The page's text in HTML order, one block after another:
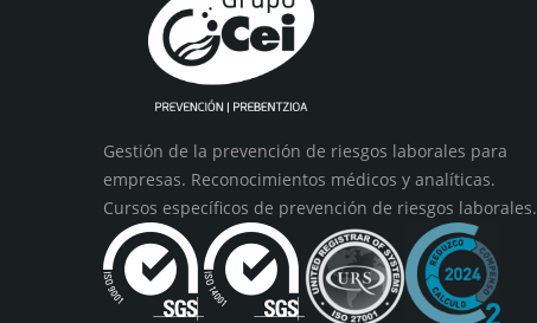
Gestión de la prevención de riesgos laborales para
empresas. Reconocimientos médicos y analíticas.
Cursos específicos de prevención de riesgos laborales.